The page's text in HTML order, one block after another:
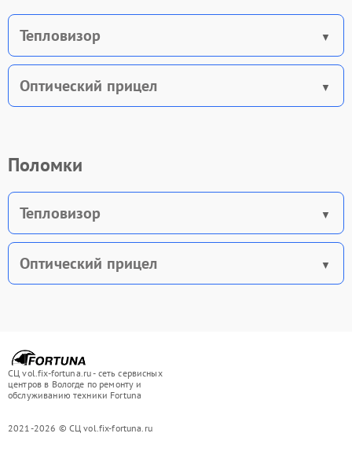
Тепловизор
Оптический прицел
Поломки
Тепловизор
Оптический прицел
СЦ vol.fix-fortuna.ru - сеть сервисных
центров в Вологде по ремонту и
обслуживанию техники Fortuna
2021-2026 © СЦ vol.fix-fortuna.ru